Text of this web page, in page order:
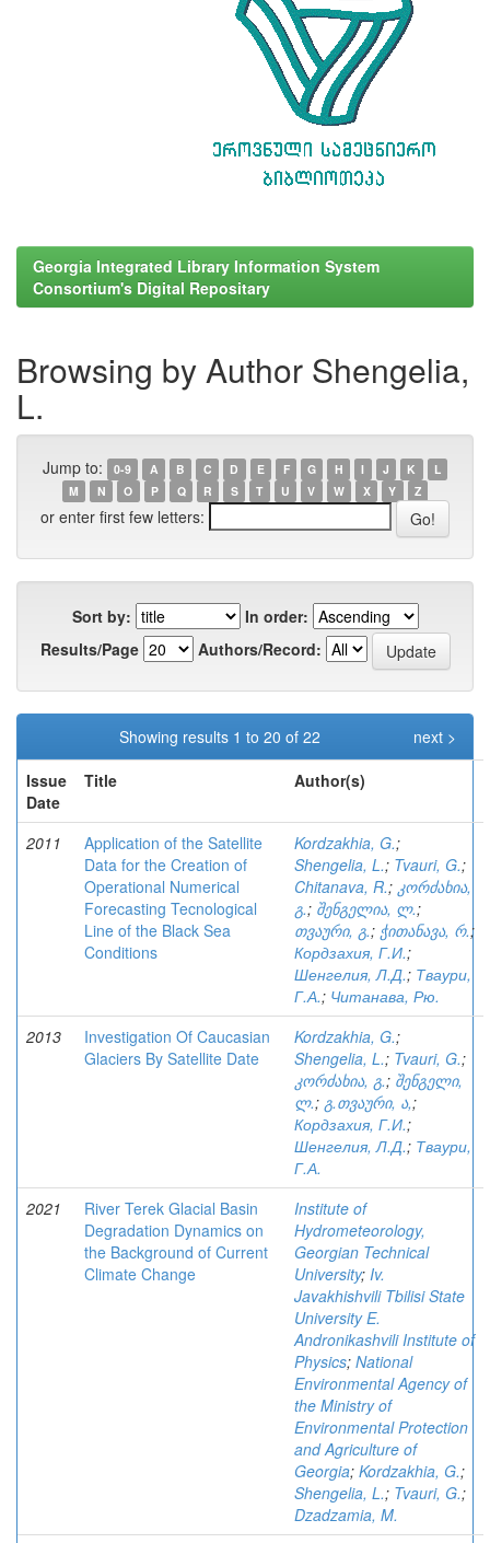
Georgia Integrated Library Information System
Consortium's Digital Repositary
Browsing by Author Shengelia,
L.
Jump to: 0-9 A B C D E F G H I J K
L
M
N O P Q R S T U V W X Y Z
or enter first few letters:
Sort by:
In order:
Results/Page
Authors/Record:
Showing results 1 to 20 of 22
next >
Issue
Date
Title Author(s)
2011
Application of the Satellite
Data for the Creation of
Operational Numerical
Forecasting Tecnological
Line of the Black Sea
Conditions
Kordzakhia, G.;
Shengelia, L.; Tvauri, G.;
Chitanava, R.; კორძახია,
გ.; შენგელია, ლ.;
თვაური, გ.; ჭითანავა, რ.;
Кордзахия, Г.И.;
Шенгелия, Л.Д.; Тваури,
Г.А.; Читанава, Рю.
2013
Investigation Of Caucasian
Glaciers By Satellite Date
Kordzakhia, G.;
Shengelia, L.; Tvauri, G.;
კორძახია, გ.; შენგელი,
ლ.; გ.თვაური, ა,;
Кордзахия, Г.И.;
Шенгелия, Л.Д.; Тваури,
Г.А.
2021
River Terek Glacial Basin
Degradation Dynamics on
the Background of Current
Climate Change
Institute of
Hydrometeorology,
Georgian Technical
University; Iv.
Javakhishvili Tbilisi State
University E.
Andronikashvili Institute of
Physics; National
Environmental Agency of
the Ministry of
Environmental Protection
and Agriculture of
Georgia; Kordzakhia, G.;
Shengelia, L.; Tvauri, G.;
Dzadzamia, M.